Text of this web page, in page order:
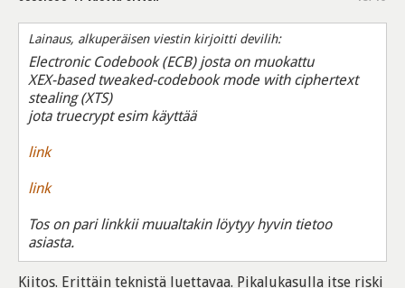
Lainaus, alkuperäisen viestin kirjoitti devilih:
Electronic Codebook (ECB) josta on muokattu
XEX-based tweaked-codebook mode with ciphertext
stealing (XTS)
jota truecrypt esim käyttää
link
link
Tos on pari linkkii muualtakin löytyy hyvin tietoo
asiasta.
Kiitos. Erittäin teknistä luettavaa. Pikalukasulla itse riski